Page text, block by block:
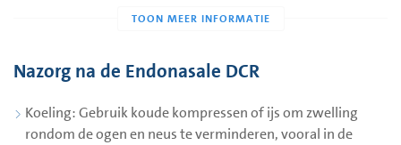
operatie, aangezien u na de narcose niet in staat bent om
zelf te rijden.
Nazorg na de Endonasale DCR
Koeling: Gebruik koude kompressen of ijs om zwelling
rondom de ogen en neus te verminderen, vooral in de